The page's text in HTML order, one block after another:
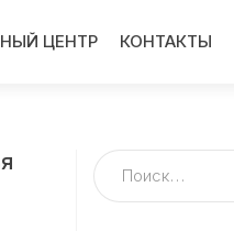
ЦЕНТР КОНТАКТЫ
Найти: